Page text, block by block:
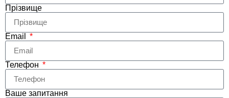
Прізвище
Email
Телефон
Ваше запитання